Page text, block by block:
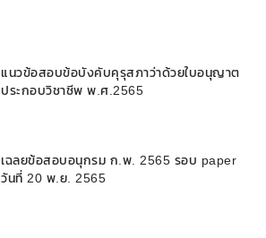
แนวข้อสอบข้อบังคับคุรุสภาว่าด้วยใบอนุญาต
ประกอบวิชาชีพ พ.ศ.2565
เฉลยข้อสอบอนุกรม ก.พ. 2565 รอบ paper
วันที่ 20 พ.ย. 2565